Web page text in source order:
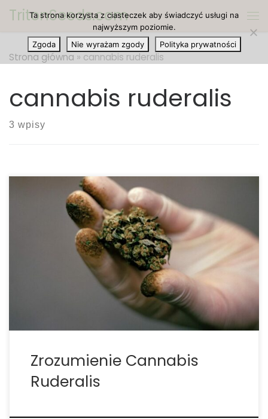
Przejdź do treści
TritonSeeds.com
Strona główna » cannabis ruderalis
cannabis ruderalis
3 wpisy
Dziś omawiamy Cannabis Ruderalis, trzecią
odmianę rośliny konopi. Często konopie indyjskie
ruderalis zajmują tylne miejsce w typowej rozmowie
o konopiach indyjskich w stosunku do bardziej
popularnych odmian indica i sativa. Jednak dzięki
wysokiej zawartości kannabidiolu (CBD) i stałej
Zrozumienie Cannabis
Ruderalis
Ta strona korzysta z ciasteczek aby świadczyć usługi na
najwyższym poziomie.
Zgoda
Nie wyrażam zgody Polityka prywatności